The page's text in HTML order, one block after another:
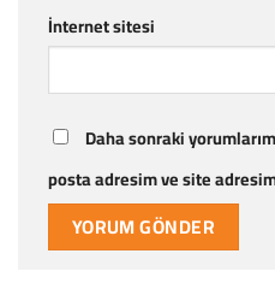
İnternet sitesi
Daha sonraki
posta adresim ve site